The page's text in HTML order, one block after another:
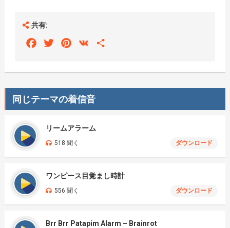
共有:
FacebookTwitterPinterest
VK
同じテーマの着信音
リームアラーム
518 聞く ダウンロード
ワンピース目覚まし時計
556 聞く ダウンロード
Brr Brr Patapim Alarm – Brainrot